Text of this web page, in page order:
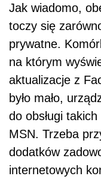
Jak wiadomo,
toczy się
prywatne.
na którym
aktualizacje z
było mało,
do obsługi
MSN. Trzeba
dodatków
internetowych